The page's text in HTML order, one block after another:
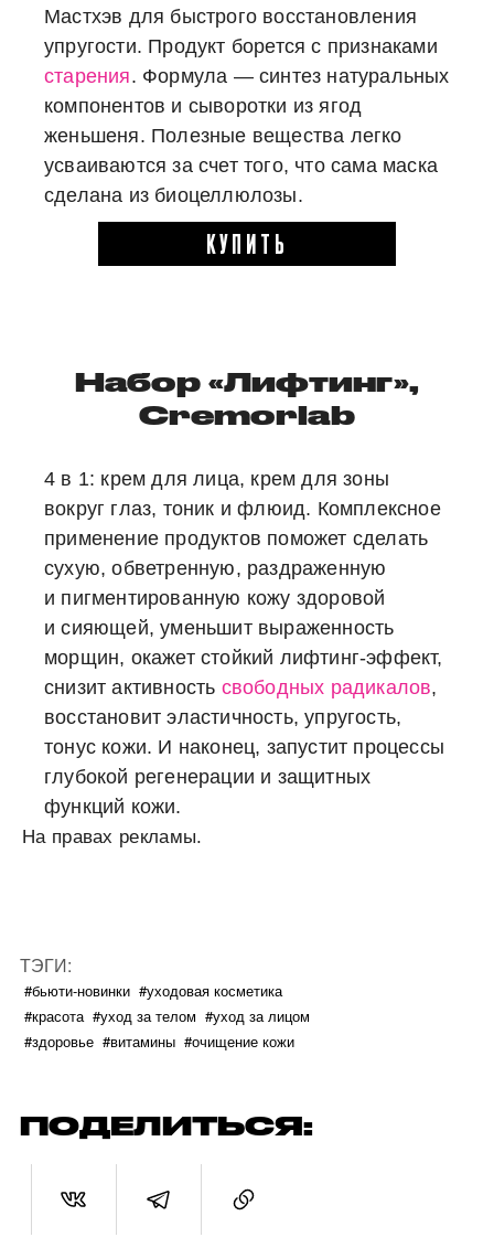
Мастхэв для быстрого восстановления
упругости. Продукт борется с признаками
старения. Формула — синтез натуральных
компонентов и сыворотки из ягод
женьшеня. Полезные вещества легко
усваиваются за счет того, что сама маска
сделана из биоцеллюлозы.
КУПИТЬ
Набор «Лифтинг»,
Cremorlab
4 в 1: крем для лица, крем для зоны
вокруг глаз, тоник и флюид. Комплексное
применение продуктов поможет сделать
сухую, обветренную, раздраженную
и пигментированную кожу здоровой
и сияющей, уменьшит выраженность
морщин, окажет стойкий лифтинг-эффект,
снизит активность свободных радикалов,
восстановит эластичность, упругость,
тонус кожи. И наконец, запустит процессы
глубокой регенерации и защитных
функций кожи.
На правах рекламы.
ТЭГИ:
#бьюти-новинки #уходовая косметика
#красота #уход за телом #уход за лицом
#здоровье #витамины #очищение кожи
ПОДЕЛИТЬСЯ: